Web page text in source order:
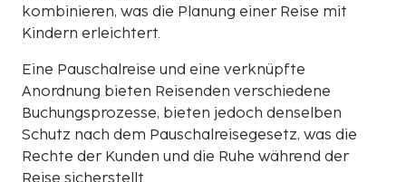
kombinieren, was die Planung einer Reise mit
Kindern erleichtert.
Eine Pauschalreise und eine verknüpfte
Anordnung bieten Reisenden verschiedene
Buchungsprozesse, bieten jedoch denselben
Schutz nach dem Pauschalreisegesetz, was die
Rechte der Kunden und die Ruhe während der